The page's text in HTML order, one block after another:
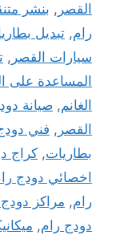
القصر , بنشر
رام, تبديل
سيارات القصر ,
المساعدة على
الغانم, صيانة
القصر , فني
بطاريات, كراج
اخصائي دودج
رام, مراكز
دودج رام,